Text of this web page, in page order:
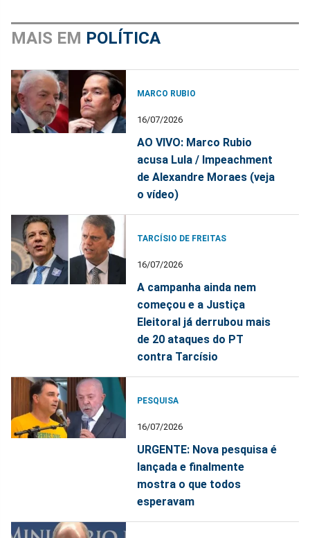
MAIS EM POLÍTICA
MARCO RUBIO
16/07/2026
AO VIVO: Marco Rubio
acusa Lula / Impeachment
de Alexandre Moraes (veja
o vídeo)
TARCÍSIO DE FREITAS
16/07/2026
A campanha ainda nem
começou e a Justiça
Eleitoral já derrubou mais
de 20 ataques do PT
contra Tarcísio
PESQUISA
16/07/2026
URGENTE: Nova pesquisa é
lançada e finalmente
mostra o que todos
esperavam